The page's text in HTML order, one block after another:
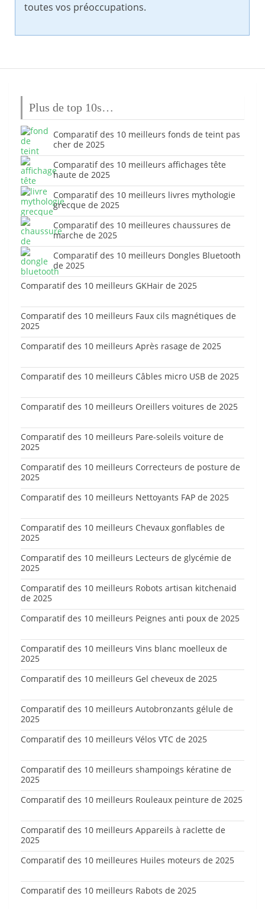
toutes vos préoccupations.
Plus de top 10s…
Comparatif des 10 meilleurs fonds de teint pas
cher de 2025
Comparatif des 10 meilleurs affichages tête
haute de 2025
Comparatif des 10 meilleurs livres mythologie
grecque de 2025
Comparatif des 10 meilleures chaussures de
marche de 2025
Comparatif des 10 meilleurs Dongles Bluetooth
de 2025
Comparatif des 10 meilleurs GKHair de 2025
Comparatif des 10 meilleurs Faux cils magnétiques de
2025
Comparatif des 10 meilleurs Après rasage de 2025
Comparatif des 10 meilleurs Câbles micro USB de 2025
Comparatif des 10 meilleurs Oreillers voitures de 2025
Comparatif des 10 meilleurs Pare-soleils voiture de
2025
Comparatif des 10 meilleurs Correcteurs de posture de
2025
Comparatif des 10 meilleurs Nettoyants FAP de 2025
Comparatif des 10 meilleurs Chevaux gonflables de
2025
Comparatif des 10 meilleurs Lecteurs de glycémie de
2025
Comparatif des 10 meilleurs Robots artisan kitchenaid
de 2025
Comparatif des 10 meilleurs Peignes anti poux de 2025
Comparatif des 10 meilleurs Vins blanc moelleux de
2025
Comparatif des 10 meilleurs Gel cheveux de 2025
Comparatif des 10 meilleurs Autobronzants gélule de
2025
Comparatif des 10 meilleurs Vélos VTC de 2025
Comparatif des 10 meilleurs shampoings kératine de
2025
Comparatif des 10 meilleurs Rouleaux peinture de 2025
Comparatif des 10 meilleurs Appareils à raclette de
2025
Comparatif des 10 meilleures Huiles moteurs de 2025
Comparatif des 10 meilleurs Rabots de 2025